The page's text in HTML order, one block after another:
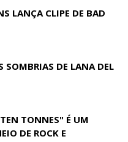
LANÇA CLIPE DE BAD
SOMBRIAS DE LANA DEL
TONNES" É UM
DE ROCK E